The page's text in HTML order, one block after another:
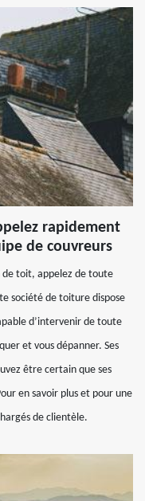
rapidement
de couvreurs
de toit, appelez de toute
société de toiture dispose
d’intervenir de toute
et vous dépanner. Ses
être certain que ses
en savoir plus et pour une
de clientèle.